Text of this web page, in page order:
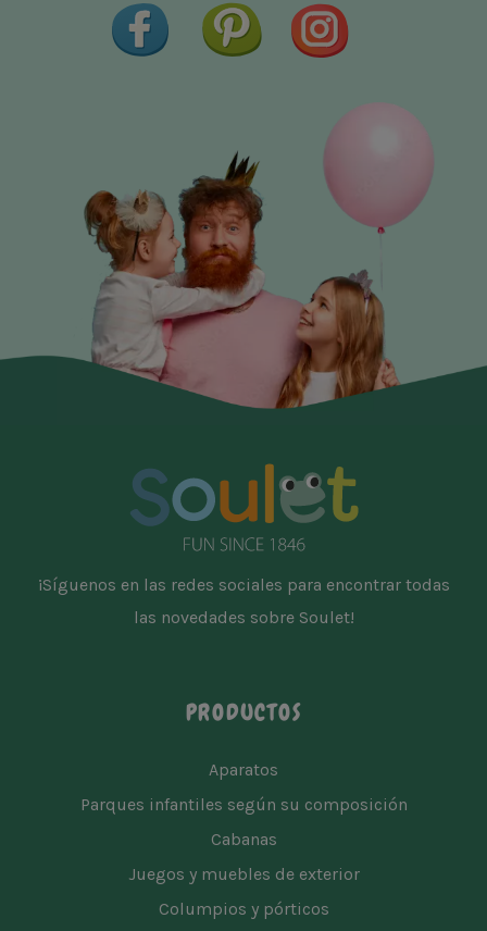
Facebook Pinterest
PRODUCTOS
Aparatos
Parques infantiles según su composición
Cabanas
Juegos y muebles de exterior
Columpios y pórticos
¡Síguenos en las redes sociales para encontrar todas
las novedades sobre Soulet!